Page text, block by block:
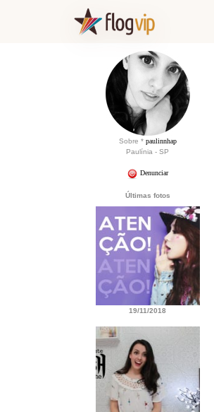
Sobre * paulinnhap
Paulínia - SP
Denunciar
Últimas fotos
19/11/2018